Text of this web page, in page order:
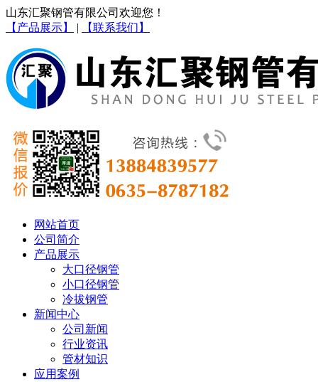
山东汇聚钢管有限公司欢迎您！
【产品展示】
| 【联系我们】
网站首页
公司简介
产品展示
大口径钢管
小口径钢管
冷拔钢管
新闻中心
公司新闻
行业资讯
管材知识
应用案例